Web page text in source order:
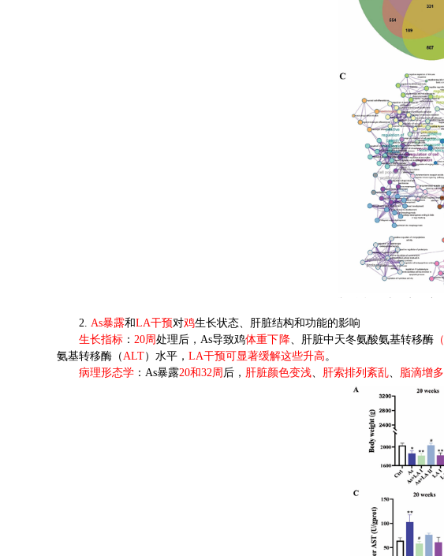
2. As暴露和LA干预对鸡生长状态、肝脏结构和功能的影响
生长指标 ：20周处理后，As导致鸡体重下降、肝脏中天冬氨酸氨基转移酶（
氨基转移酶（ALT）水平， LA干预可显著缓解这些升高。
病理形态学 ： As暴露20和32周 后， 肝脏颜色变浅、 肝索排列紊乱、 脂滴增多